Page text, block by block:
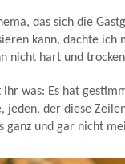
das sich die
kann, dachte
nicht hart und
was: Es hat
der diese
ganz und gar nicht